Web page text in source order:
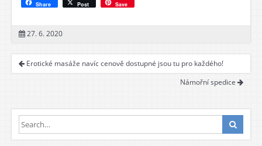
Share Post Save
27. 6. 2020
Erotické masáže navíc cenově dostupné jsou tu pro každého!
Námořní spedice